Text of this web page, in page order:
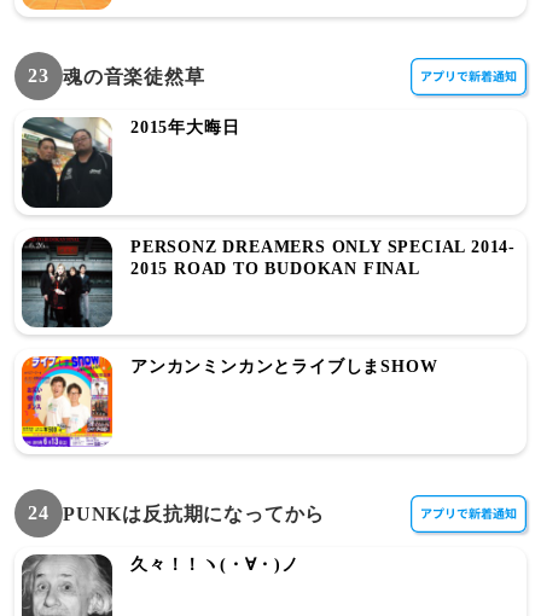
23 魂の音楽徒然草
2015年大晦日
PERSONZ DREAMERS ONLY SPECIAL 2014-
2015 ROAD TO BUDOKAN FINAL
アンカンミンカンとライブしまSHOW
24 PUNKは反抗期になってから
久々！！ヽ(・∀・)ノ